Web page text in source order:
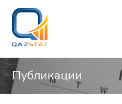
Публикации